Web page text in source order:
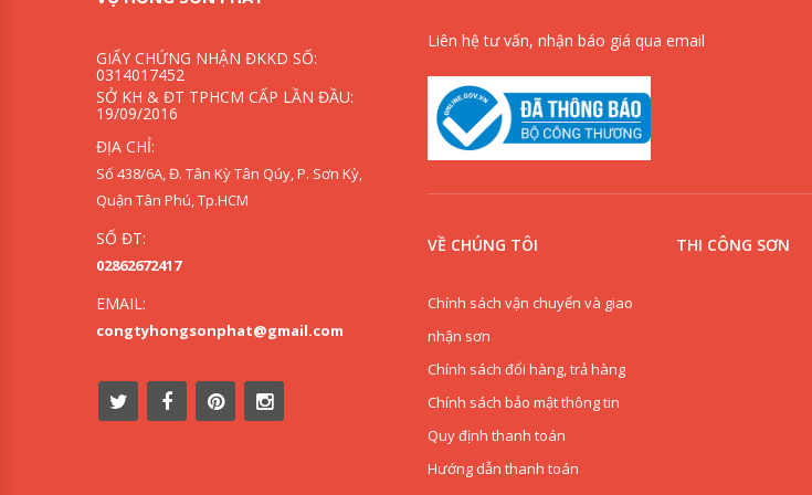
GIẤY CHỨNG NHẬN ĐKKD SỐ:
0314017452
SỞ KH & ĐT TPHCM CẤP LẦN ĐẦU:
19/09/2016
ĐỊA CHỈ:
Số 438/6A, Đ. Tân Kỳ Tân Qúy, P. Sơn Kỳ,
Quận Tân Phú, Tp.HCM
SỐ ĐT:
02862672417
EMAIL:
congtyhongsonphat@gmail.com
Liên hệ tư vấn, nhận báo giá qua email
VỀ CHÚNG TÔI
Chính sách vận chuyển và giao
nhận sơn
Chính sách đổi hàng, trả hàng
Chính sách bảo mật thông tin
Quy định thanh toán
Hướng dẫn thanh toán
THI CÔNG SƠN